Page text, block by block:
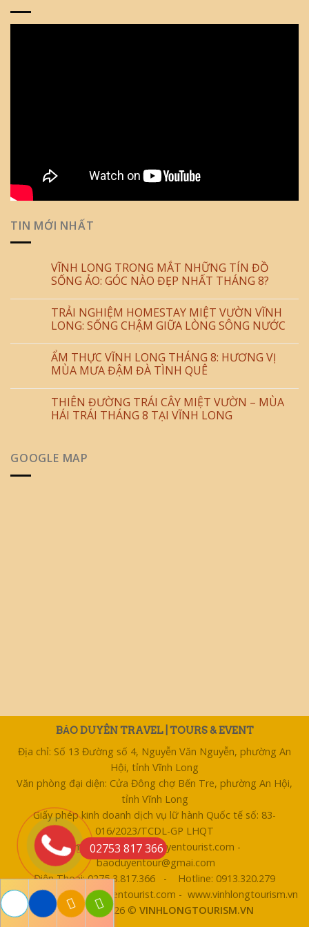
TIN MỚI NHẤT
VĨNH LONG TRONG MẮT NHỮNG TÍN ĐỒ
SỐNG ẢO: GÓC NÀO ĐẸP NHẤT THÁNG 8?
TRẢI NGHIỆM HOMESTAY MIỆT VƯỜN VĨNH
LONG: SỐNG CHẬM GIỮA LÒNG SÔNG NƯỚC
ẨM THỰC VĨNH LONG THÁNG 8: HƯƠNG VỊ
MÙA MƯA ĐẬM ĐÀ TÌNH QUÊ
THIÊN ĐƯỜNG TRÁI CÂY MIỆT VƯỜN – MÙA
HÁI TRÁI THÁNG 8 TẠI VĨNH LONG
GOOGLE MAP
BẢO DUYÊN TRAVEL | TOURS & EVENT
Địa chỉ: Số 13 Đường số 4, Nguyễn Văn Nguyễn, phường An
Hội, tỉnh Vĩnh Long
Văn phòng đại diện: Cửa Đông chợ Bến Tre, phường An Hội,
tỉnh Vĩnh Long
Giấy phép kinh doanh dịch vụ lữ hành Quốc tế số: 83-
016/2023/TCDL-GP LHQT
Email: bentre@baoduyentourist.com -
baoduyentour@gmai.com
Điện Thoại: 0275 3.817.366 - Hotline: 0913.320.279
Website: www.baoduyentourist.com - www.vinhlongtourism.vn
Copyright 2026 © VINHLONGTOURISM.VN
02753 817 366